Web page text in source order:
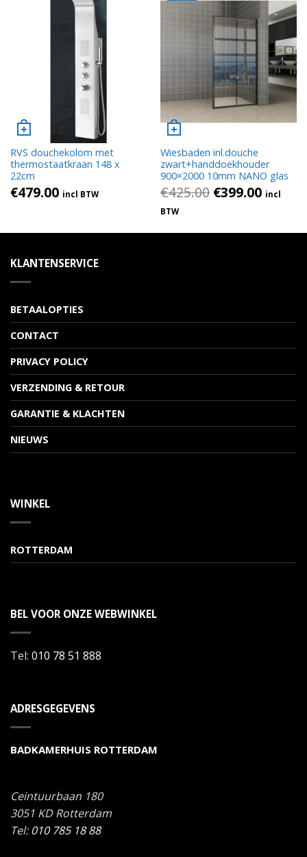
RVS douchekolom met
thermostaatkraan 148 x
22cm
€479.00 incl BTW
Wiesbaden inl.douche
zwart+handdoekhouder
900×2000 10mm NANO glas
€425.00 €399.00 incl
BTW
KLANTENSERVICE
BETAALOPTIES
CONTACT
PRIVACY POLICY
VERZENDING & RETOUR
GARANTIE & KLACHTEN
NIEUWS
WINKEL
ROTTERDAM
BEL VOOR ONZE WEBWINKEL
Tel: 010 78 51 888
ADRESGEGEVENS
BADKAMERHUIS ROTTERDAM
Ceintuurbaan 180
3051 KD Rotterdam
Tel:010 785 18 88